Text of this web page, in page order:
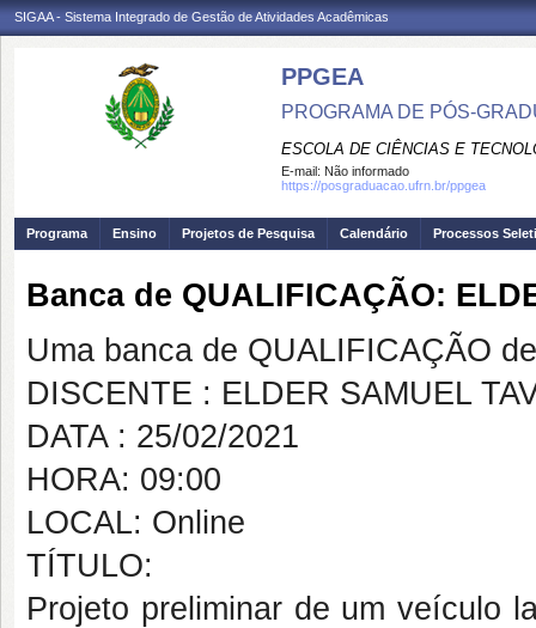
SIGAA - Sistema Integrado de Gestão de Atividades Acadêmicas
PPGEA
PROGRAMA DE PÓS-
ESCOLA DE CIÊNCIAS E
E-mail: Não informado
https://posgraduacao.ufrn.br/ppgea
Programa Ensino Projetos de Pesquisa Calendário Processos
Banca de QUALIFICAÇÃO:
Uma banca de QUALIFICAÇÃO
DISCENTE : ELDER SAMUEL
DATA : 25/02/2021
HORA: 09:00
LOCAL: Online
TÍTULO:
Projeto preliminar de um veículo